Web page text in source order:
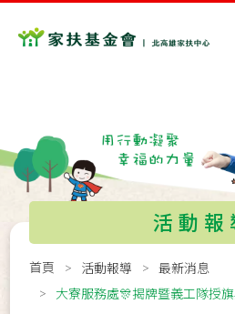
活動報
首頁 活動報導
最新消息
大寮服務處🎊揭牌暨義工隊授